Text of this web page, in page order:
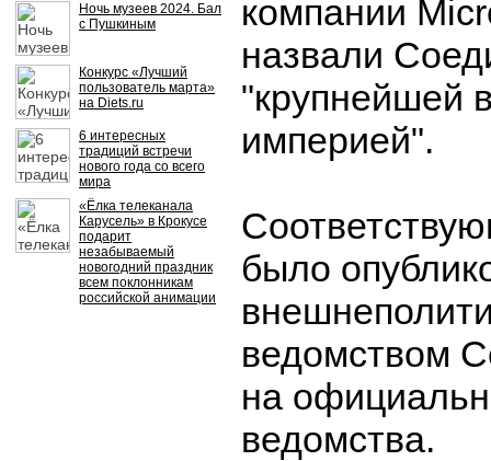
Ночь музеев 2024. Бал
с Пушкиным
Конкурс «Лучший
пользователь марта»
на Diets.ru
6 интересных
традиций встречи
нового года со всего
мира
«Ёлка телеканала
Карусель» в Крокусе
подарит
незабываемый
новогодний праздник
всем поклонникам
российской анимации
компании
назвали
"крупнейшей
империей".
было
ведомством
на
ведомства.